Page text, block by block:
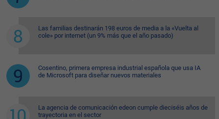
Las familias destinarán 198 euros de media a la «Vuelta al
cole» por internet (un 9% más que el año pasado)
Cosentino, primera empresa industrial española que usa IA
de Microsoft para diseñar nuevos materiales
La agencia de comunicación edeon cumple dieciséis años de
trayectoria en el sector